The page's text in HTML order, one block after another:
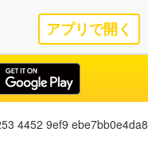
アプリで開く